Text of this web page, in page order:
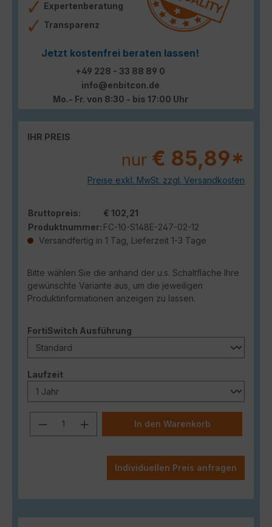
Expertenberatung
Transparenz
Jetzt kostenfrei beraten lassen!
+49 228 - 33 88 89 0
info@enbitcon.de
Mo.- Fr. von 8:30 - bis 17:00 Uhr
IHR PREIS
nur € 85,89*
Preise exkl. MwSt. zzgl. Versandkosten
Bruttopreis:
€ 102,21
Produktnummer: FC-10-S148E-247-02-12
Versandfertig in 1 Tag, Lieferzeit 1-3 Tage
Bitte wählen Sie die anhand der u.s. Schaltfläche Ihre
gewünschte Variante aus, um die jeweiligen
Produktinformationen anzeigen zu lassen.
FortiSwitch Ausführung
Laufzeitauswählen
Produkt Anzahl: Gib den
In den Warenkorb
Individuellen Preis anfragen